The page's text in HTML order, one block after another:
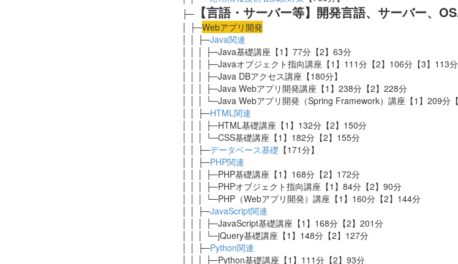
├─ 【言語・サーバー等】開発言語、サーバー、
│ ├─Webアプリ開発
│ │ ├─Java関連
│ │ │ ├─Java基礎講座【1】77分【2】63分
│ │ │ ├─Javaオブジェクト指向講座【1】111分【2】106分【3】113分
│ │ │ ├─Java DBアクセス講座【180分】
│ │ │ ├─Java Webアプリ開発講座【1】238分【2】228分
│ │ │ └─Java Webアプリ開発（Spring Framework）講座 【1】209分
│ │ ├─HTML関連
│ │ │ ├─HTML基礎講座【1】132分【2】150分
│ │ │ └─CSS基礎講座【1】182分【2】155分
│ │ ├─データベース基礎 【171分】
│ │ ├─PHP関連
│ │ │ ├─PHP基礎講座【1】168分【2】172分
│ │ │ ├─PHPオブジェクト指向講座【1】84分【2】90分
│ │ │ └─PHP（Webアプリ開発）講座【1】160分【2】144分
│ │ ├─JavaScript関連
│ │ │ ├─JavaScript基礎講座【1】168分【2】201分
│ │ │ └─jQuery基礎講座【1】148分【2】127分
│ │ ├─Python関連
│ │ │ ├─Python基礎講座【1】111分【2】93分